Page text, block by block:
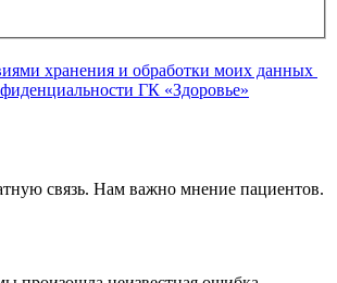
хранения и обработки моих данных
ГК «Здоровье»
связь. Нам важно мнение пациентов.